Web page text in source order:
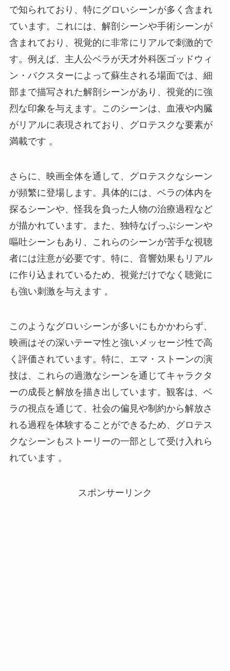
で知られており、特にグロいシーンが多く含まれ
ています。これには、解剖シーンや手術シーンが
含まれており、視覚的に非常にリアルで刺激的で
す。例えば、主人公ベラが天才外科医ゴッドウィ
ン・バクスターによって蘇生される場面では、細
部まで描写された解剖シーンがあり、視覚的に強
烈な印象を与えます。このシーンは、血液や内臓
がリアルに表現されており、グロテスクな要素が
満載です 。
さらに、映画全体を通して、グロテスクなシーン
が頻繁に登場します。具体的には、ベラの体内を
探るシーンや、怪我を負った人物の治療過程など
が描かれています。また、独特なげっぷシーンや
嘔吐シーンもあり、これらのシーンが苦手な視聴
者には注意が必要です。特に、音響効果もリアル
に作り込まれているため、視覚だけでなく聴覚に
も強い刺激を与えます 。
このようなグロいシーンが多いにもかかわらず、
映画はその深いテーマ性と強いメッセージ性で高
く評価されています。特に、エマ・ストーンの演
技は、これらの過激なシーンを通じてキャラクタ
ーの成長と解放を描き出しています。観客は、ベ
ラの視点を通じて、社会の偏見や制約から解放さ
れる過程を体験することができるため、グロテス
クなシーンもストーリーの一部として受け入れら
れています 。
スポンサーリンク